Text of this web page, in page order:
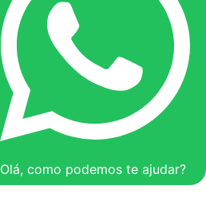
Olá, como podemos te ajudar?